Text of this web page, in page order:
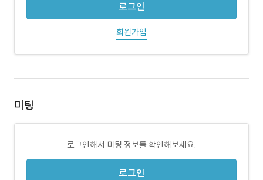
로그인
회원가입
미팅
로그인해서 미팅 정보를 확인해보세요.
로그인